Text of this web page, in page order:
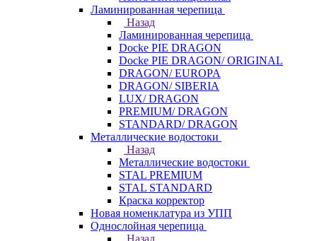
Ламинированная черепица
Назад
Ламинированная черепица
Docke PIE DRAGON
Docke PIE DRAGON/ ORIGINAL
DRAGON/ EUROPA
DRAGON/ SIBERIA
LUX/ DRAGON
PREMIUM/ DRAGON
STANDARD/ DRAGON
Металлические водостоки
Назад
Металлические водостоки
STAL PREMIUM
STAL STANDARD
Краска корректор
Новая номенклатура из УПП
Однослойная черепица
Назад